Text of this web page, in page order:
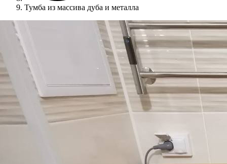
Тумба из массива дуба и металла